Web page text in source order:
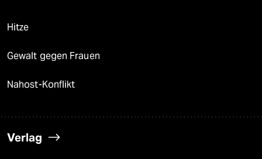
Hitze
Gewalt gegen Frauen
Nahost-Konflikt
Verlag